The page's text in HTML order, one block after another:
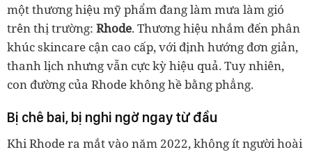
một thương hiệu mỹ phẩm đang làm mưa làm gió
trên thị trường: Rhode. Thương hiệu nhắm đến phân
khúc skincare cận cao cấp, với định hướng đơn giản,
thanh lịch nhưng vẫn cực kỳ hiệu quả. Tuy nhiên,
con đường của Rhode không hề bằng phẳng.
Bị chê bai, bị nghi ngờ ngay từ đầu
Khi Rhode ra mắt vào năm 2022, không ít người hoài